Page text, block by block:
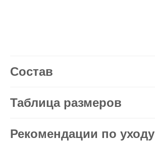
Состав
Таблица размеров
Рекомендации по уходу